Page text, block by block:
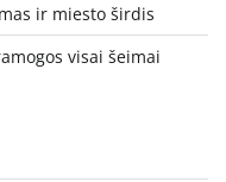
ir miesto širdis
visai šeimai